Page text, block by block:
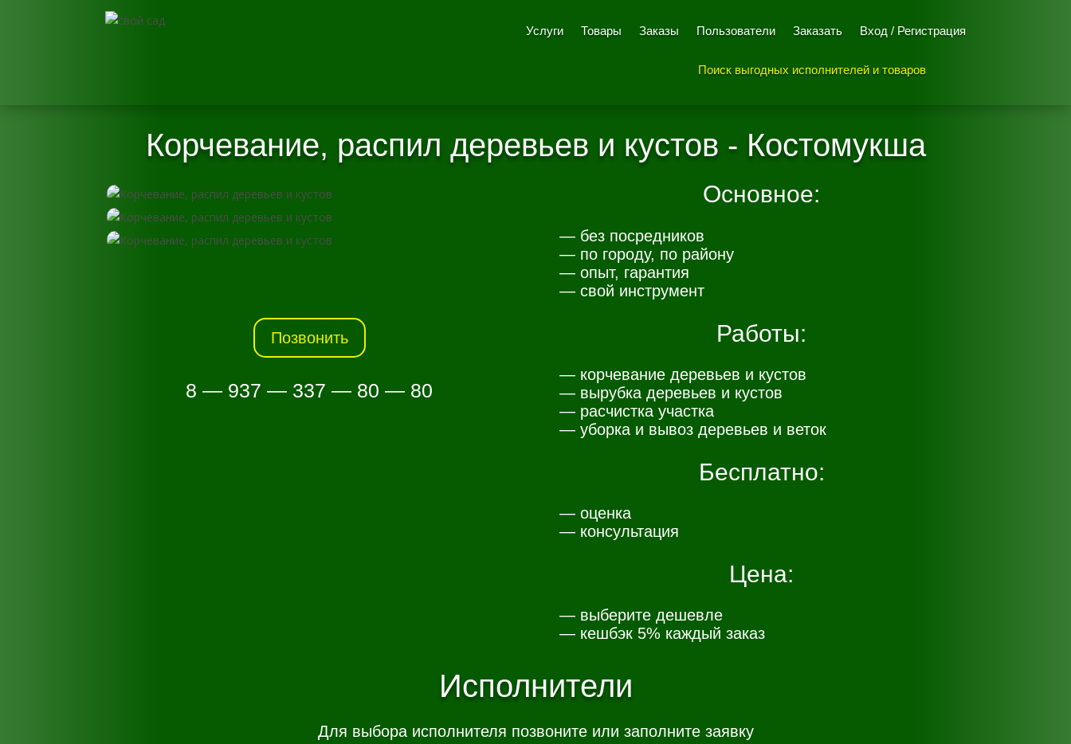
Услуги Товары Заказы Пользователи Заказать Вход / Регистрация
Поиск выгодных исполнителей и товаров
Корчевание, распил деревьев и кустов - Костомукша
Позвонить
8 — 937 — 337 — 80 — 80
Основное:
— без посредников
— по городу, по району
— опыт, гарантия
— свой инструмент
Работы:
— корчевание деревьев и кустов
— вырубка деревьев и кустов
— расчистка участка
— уборка и вывоз деревьев и веток
Бесплатно:
— оценка
— консультация
Цена:
— выберите дешевле
— кешбэк 5% каждый заказ
Исполнители
Для выбора исполнителя позвоните или заполните заявку